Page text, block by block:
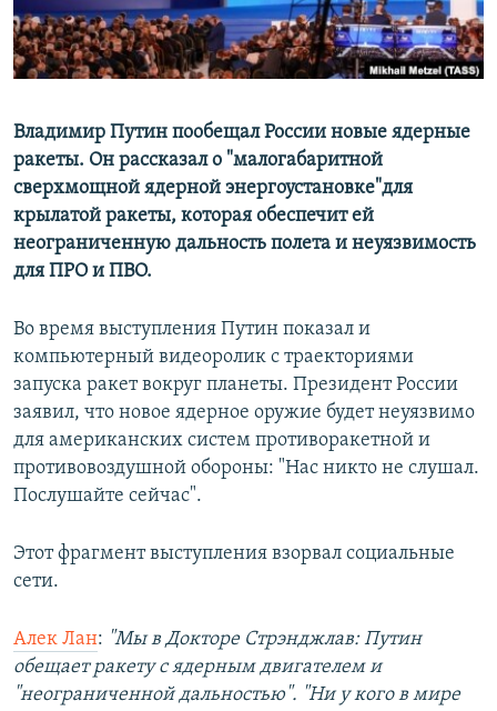
ПОБЕДИТЕЛЕЙ НЕ СУДЯТ?
КРЫМ.НЕПОКОРЕННЫЙ
УКРАИНСКАЯ ПРОБЛЕМА КРЫМА
ПРИСОЕДИНЯЙТЕСЬ!
Все сайты RFE/RL
Владимир Путин пообещал России новые ядерные
ракеты. Он рассказал о "малогабаритной
сверхмощной ядерной энергоустановке"для
крылатой ракеты, которая обеспечит ей
неограниченную дальность полета и неуязвимость
для ПРО и ПВО.
Во время выступления Путин показал и
компьютерный видеоролик с траекториями
запуска ракет вокруг планеты. Президент России
заявил, что новое ядерное оружие будет неуязвимо
для американских систем противоракетной и
противовоздушной обороны: "Нас никто не слушал.
Послушайте сейчас".
Этот фрагмент выступления взорвал социальные
сети.
Алек Лан: "Мы в Докторе Стрэнджлав: Путин
обещает ракету с ядерным двигателем и
"неограниченной дальностью". "Ни у кого в мире